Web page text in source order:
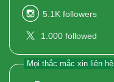
5.1K followers
1.000 followed
Mọi thắc mắc xin liên hệ